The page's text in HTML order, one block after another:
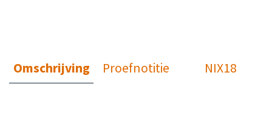
Omschrijving Proefnotitie NIX18